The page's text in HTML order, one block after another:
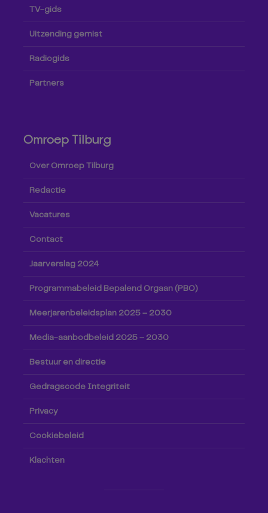
TV-gids
Uitzending gemist
Radiogids
Partners
Omroep Tilburg
Over Omroep Tilburg
Redactie
Vacatures
Contact
Jaarverslag 2024
Programmabeleid Bepalend Orgaan (PBO)
Meerjarenbeleidsplan 2025 – 2030
Media-aanbodbeleid 2025 – 2030
Bestuur en directie
Gedragscode Integriteit
Privacy
Cookiebeleid
Klachten